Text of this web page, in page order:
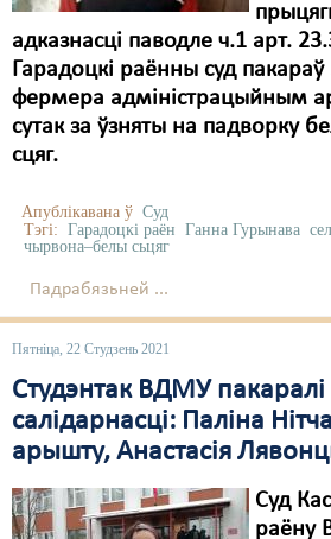
адказнасці паводле ч.1 арт.
Гарадоцкі раённы суд пакараў
фермера адміністрацыйным
сутак за ўзняты на падворку
сцяг.
Апублікавана ў Суд
Тэгі: Гарадоцкі раён Ганна Гурынава
чырвона–белы сьцяг
Падрабязьней ...
Пятніца, 22 Студзень 2021
Студэнтак ВДМУ
салідарнасці: Паліна
арышту, Анастасія
Суд
раёну